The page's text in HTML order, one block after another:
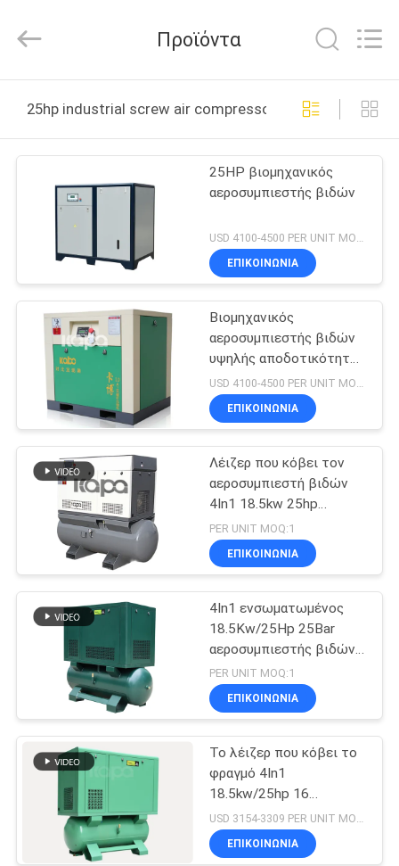
ΠΡΟΪΌΝΤΑ
ΒΊΝΤΕΟ
ΣΧΕΤΙΚΆ
ΜΕ
ΕΜΆΣ
ΕΠΙΣΚΕΨΉ
ΕΡΓΟΣΤΑΣΊΟΥ
ΈΛΕΓΧΟΣ
ΠΟΙΌΤΗΤΑΣ
ΕΠΙΚΟΙΝΩΝΉΣΤΕ
ΜΑΖΊ
ΜΑΣ
ΕΙΔΉΣΕΙΣ
SITEMAP
PRIVACY
POLICY
Technology
Rights
Προϊόντα
25hp industrial screw air compressor διαδικτυακή
25HP βιομηχανικός
αεροσυμπιεστής βιδών
USD 4100-4500 PER UNIT MOQ:1
ΕΠΙΚΟΙΝΩΝΊΑ
Βιομηχανικός
αεροσυμπιεστής βιδών
υψηλής αποδοτικότητας
18.5KW 25HP
ΕΠΙΚΟΙΝΩΝΊΑ
Λέιζερ που κόβει τον
αεροσυμπιεστή βιδών
4In1 18.5kw 25hp
Integated που
τοποθετείται με τη
δεξαμενή αέρα και το
PER UNIT MOQ:1
ΕΠΙΚΟΙΝΩΝΊΑ
4In1 ενσωματωμένος
18.5Kw/25Hp 25Bar
αεροσυμπιεστής βιδών
λέιζερ κοπή
PER UNIT MOQ:1
ΕΠΙΚΟΙΝΩΝΊΑ
Το λέιζερ που κόβει το
φραγμό 4In1
18.5kw/25hp 16
ενσωμάτωσε τον
αεροσυμπιεστή βιδών
που τοποθετήθηκε με τη
USD 3154-3309 PER UNIT MOQ:1
ΕΠΙΚΟΙΝΩΝΊΑ